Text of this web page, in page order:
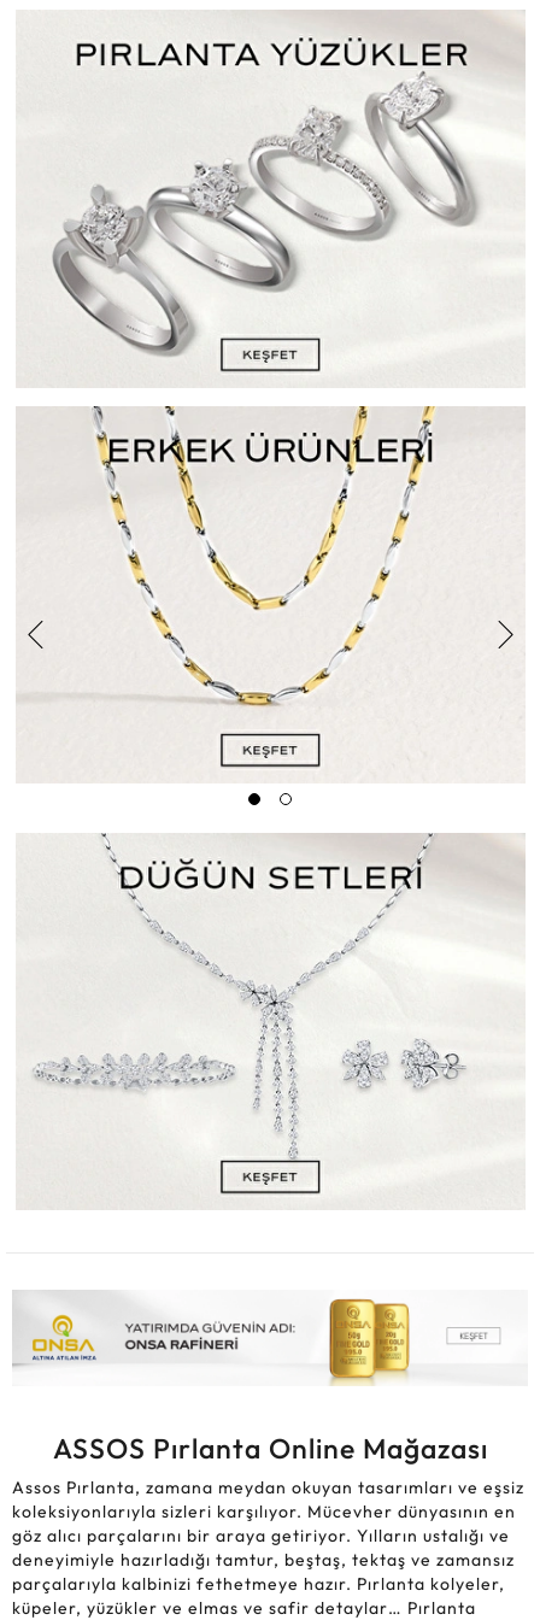
ASSOS Pırlanta Online Mağazası
Assos Pırlanta, zamana meydan okuyan tasarımları ve eşsiz
koleksiyonlarıyla sizleri karşılıyor. Mücevher dünyasının en
göz alıcı parçalarını bir araya getiriyor. Yılların ustalığı ve
deneyimiyle hazırladığı tamtur, beştaş, tektaş ve zamansız
parçalarıyla kalbinizi fethetmeye hazır. Pırlanta kolyeler,
küpeler, yüzükler ve elmas ve safir detaylar… Pırlanta